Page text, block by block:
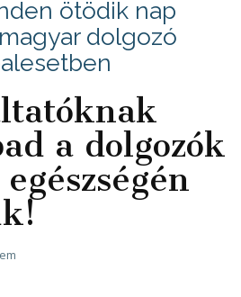
ötödik nap
dolgozó
a dolgozók